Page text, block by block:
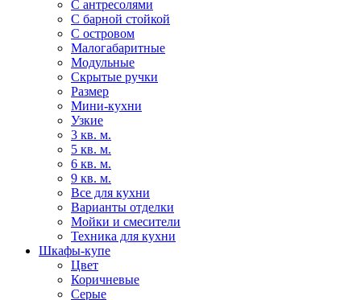
С антресолями
С барной стойкой
С островом
Малогабаритные
Модульные
Скрытые ручки
Размер
Мини-кухни
Узкие
3 кв. м.
5 кв. м.
6 кв. м.
9 кв. м.
Все для кухни
Варианты отделки
Мойки и смесители
Техника для кухни
Шкафы-купе
Цвет
Коричневые
Серые